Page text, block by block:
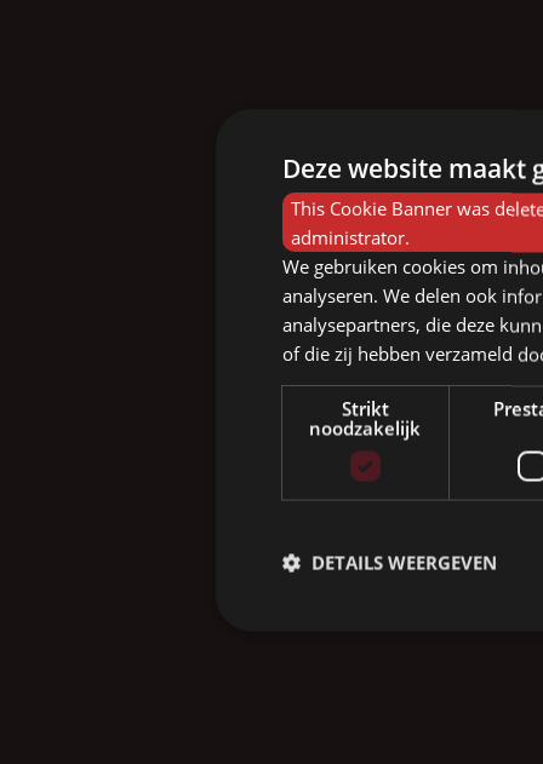
Deze website maakt
This Cookie Banner was
administrator.
We gebruiken cookies om
analyseren. We delen ook
analysepartners, die deze
of die zij hebben verzameld
Strikt
noodzakelijk
DETAILS WEERGEVEN